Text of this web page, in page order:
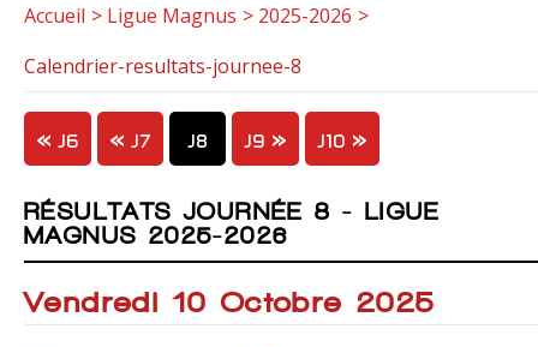
Accueil Ligue Magnus
2025-2026
Calendrier-resultats-journee-8
J6 J7 J8 J9 J10
RÉSULTATS JOURNÉE 8 - LIGUE
MAGNUS 2025-2026
Vendredi 10 Octobre 2025